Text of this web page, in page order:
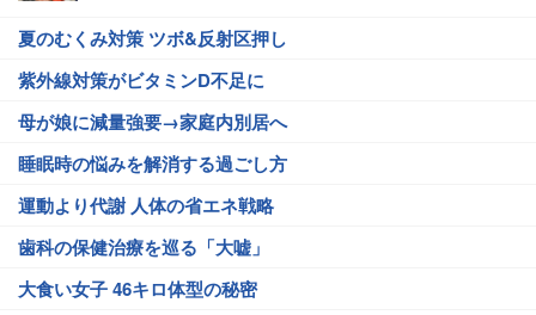
夏のむくみ対策 ツボ&反射区押し
紫外線対策がビタミンD不足に
母が娘に減量強要→家庭内別居へ
睡眠時の悩みを解消する過ごし方
運動より代謝 人体の省エネ戦略
歯科の保健治療を巡る「大嘘」
大食い女子 46キロ体型の秘密